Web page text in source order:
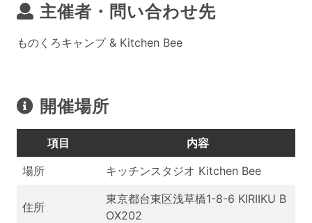
主催者・問い合わせ先
ものくろキャンプ & Kitchen Bee
開催場所
項目
内容
場所
キッチンスタジオ Kitchen Bee
住所
東京都台東区浅草橋1-8-6 KIRIIKU B
OX202